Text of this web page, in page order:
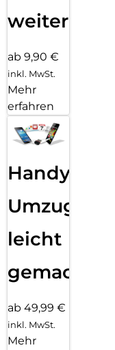
weiter
ab 9,90 €
inkl. MwSt.
Mehr
erfahren
Handy
Umzug
leicht
gemacht!
ab 49,99 €
inkl. MwSt.
Mehr